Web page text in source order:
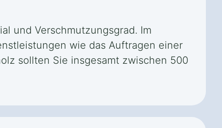
und Verschmutzungsgrad. Im
wie das Auftragen einer
sollten Sie insgesamt zwischen 500